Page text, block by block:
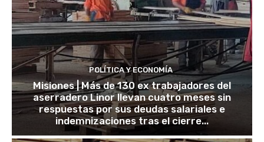
POLÍTICA Y ECONOMÍA
Misiones | Más de 130 ex trabajadores del
aserradero Linor llevan cuatro meses sin
respuestas por sus deudas salariales e
indemnizaciones tras el cierre...